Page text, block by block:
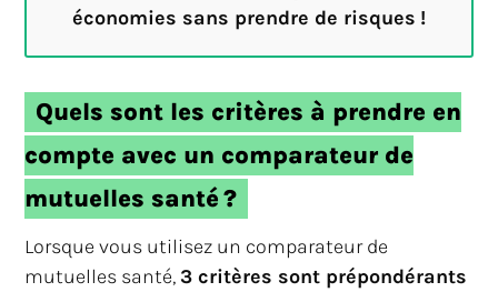
économies sans prendre de risques !
Quels sont les critères à prendre en
compte avec un comparateur de
mutuelles santé ?
Lorsque vous utilisez un comparateur de
mutuelles santé,3 critères sont prépondérants